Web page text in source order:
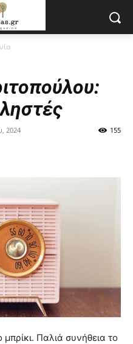
2024 155
Παλιά συνήθεια το